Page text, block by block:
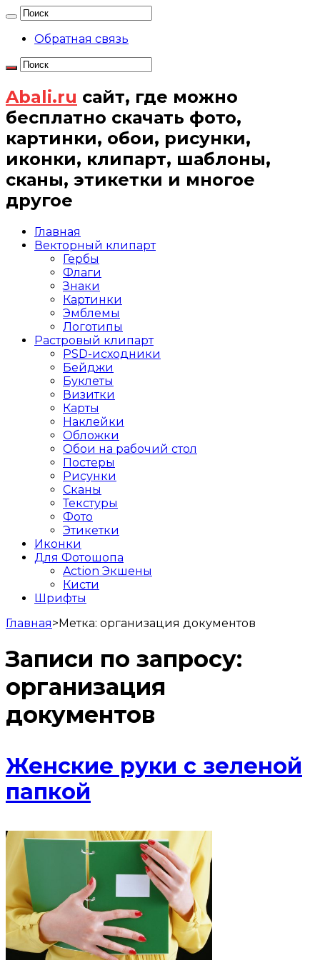
Обратная связь
Abali.ru сайт, где можно
бесплатно скачать фото,
картинки, обои, рисунки,
иконки, клипарт, шаблоны,
сканы, этикетки и многое
другое
Главная
Векторный клипарт
Гербы
Флаги
Знаки
Картинки
Эмблемы
Логотипы
Растровый клипарт
PSD-исходники
Бейджи
Буклеты
Визитки
Карты
Наклейки
Обложки
Обои на рабочий стол
Постеры
Рисунки
Сканы
Текстуры
Фото
Этикетки
Иконки
Для Фотошопа
Action Экшены
Кисти
Шрифты
Главная>Метка: организация документов
Записи по запросу:
организация
документов
Женские руки с зеленой
папкой